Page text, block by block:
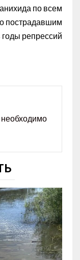
по всем
пострадавшим
годы репрессий